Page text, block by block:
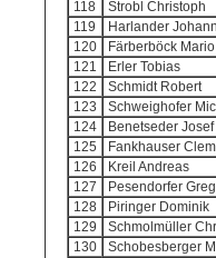
118
Strobl Christoph
119
Harlander
120
Färberböck Mario
121
Erler Tobias
122
Schmidt Robert
123
Schweighofer
124
Benetseder Josef
125
Fankhauser
126
Kreil Andreas
127
Pesendorfer
128
Piringer Dominik
129
Schmolmüller
130
Schobesberger